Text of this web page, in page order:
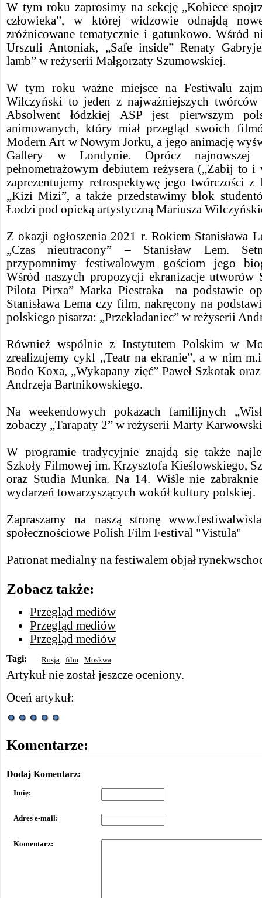
W tym roku zaprosimy na sekcję „Kobiece
człowieka”, w której widzowie odnajdą
zróżnicowane tematycznie i gatunkowo. Wśród
Urszuli Antoniak, „Safe inside” Renaty
lamb” w reżyserii Małgorzaty Szumowskiej.
W tym roku ważne miejsce na Festiwalu
Wilczyński to jeden z najważniejszych twórców
Absolwent łódzkiej ASP jest pierwszym
animowanych, który miał przegląd swoich
Modern Art w Nowym Jorku, a jego animację
Gallery w Londynie. Oprócz
pełnometrażowym debiutem reżysera („Zabij to i
zaprezentujemy retrospektywę jego twórczości
„Kizi Mizi”, a także przedstawimy blok
Łodzi pod opieką artystyczną Mariusza
Z okazji ogłoszenia 2021 r. Rokiem Stanisława
„Czas nieutracony” – Stanisław Lem.
przypomnimy festiwalowym gościom jego
Wśród naszych propozycji ekranizacje utworów
Pilota Pirxa” Marka Piestraka na podstawie
Stanisława Lema czy film, nakręcony na
polskiego pisarza: „Przekładaniec” w reżyserii
Również wspólnie z Instytutem Polskim w
zrealizujemy cykl „Teatr na ekranie”, a w nim
Bodo Koxa, „Wykapany zięć” Paweł Szkotak
Andrzeja Bartnikowskiego.
Na weekendowych pokazach familijnych
zobaczy „Tarapaty 2” w reżyserii Marty
W programie tradycyjnie znajdą się także
Szkoły Filmowej im. Krzysztofa Kieślowskiego,
oraz Studia Munka. Na 14. Wiśle nie
wydarzeń towarzyszących wokół kultury polskiej.
Zapraszamy na naszą stronę
społecznościowe Polish Film Festival "Vistula"
Patronat medialny na festiwalem objał
Zobacz także:
Przegląd mediów
Przegląd mediów
Przegląd mediów
Tagi: Rosja film Moskwa
Artykuł nie został jeszcze oceniony.
Oceń artykuł:
Komentarze:
Dodaj Komentarz:
Imię:
Adres e-mail:
Komentarz: